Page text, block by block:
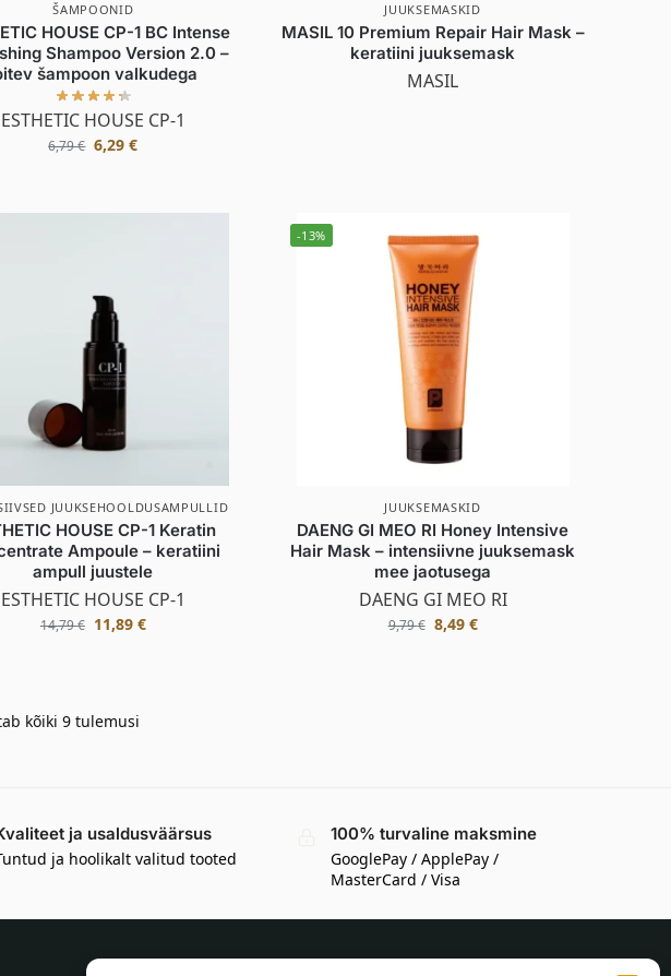
ŠAMPOONID
HOUSE CP-1 BC Intense
Shampoo Version 2.0 –
šampoon valkudega
ESTHETIC HOUSE CP-1
6,79€ 6,29€
JUUKSEMASKID
MASIL 10 Premium Repair Hair Mask –
keratiini juuksemask
MASIL
JUUKSEHOOLDUSAMPULLID
HOUSE CP-1 Keratin
Ampoule – keratiini
ampull juustele
ESTHETIC HOUSE CP-1
14,79€ 11,89 €
-13%
JUUKSEMASKID
DAENG GI MEO RI Honey Intensive
Hair Mask – intensiivne juuksemask
mee jaotusega
DAENG GI MEO RI
9,79€ 8,49 €
kõiki 9 tulemusi
ja usaldusväärsus
ja hoolikalt valitud tooted
100% turvaline maksmine
GooglePay / ApplePay /
MasterCard / Visa